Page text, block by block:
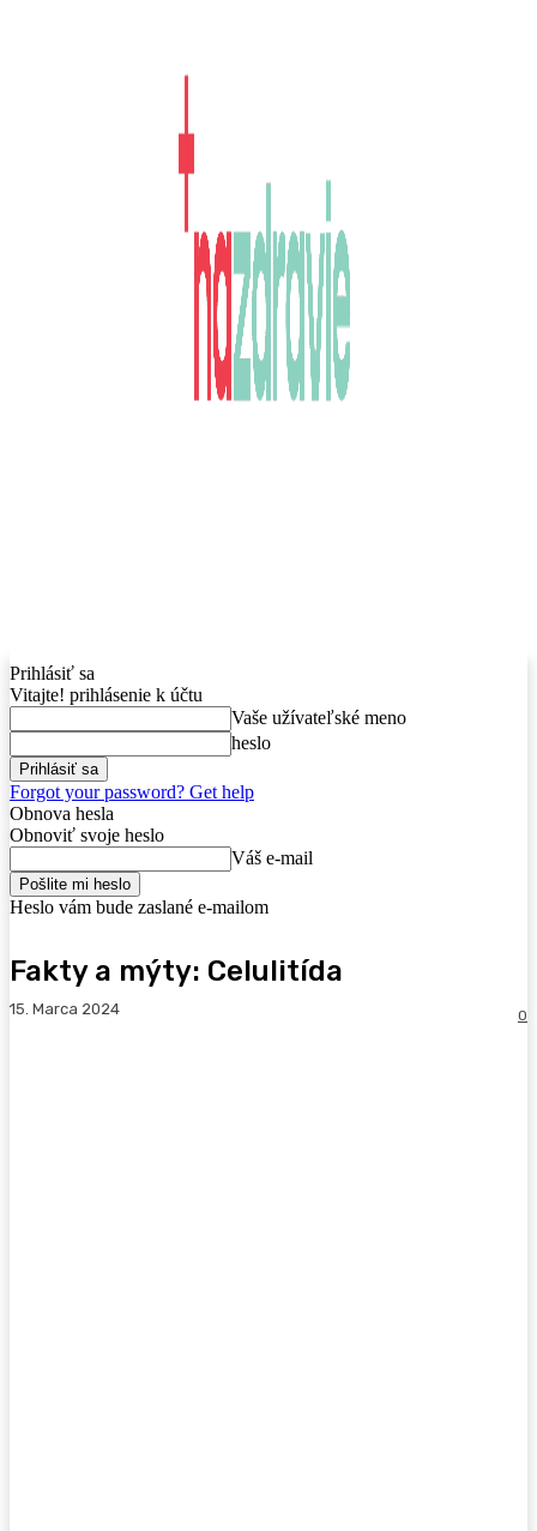
Prihlásiť sa
Vitajte! prihlásenie k účtu
Vaše užívateľské meno
heslo
Forgot your password? Get help
Obnova hesla
Obnoviť svoje heslo
Váš e-mail
Heslo vám bude zaslané e-mailom
Fakty a mýty: Celulitída
15. Marca 2024 0